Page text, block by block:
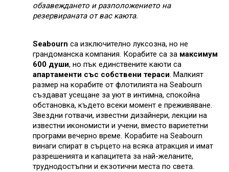
обзавеждането и разположението на
резервираната от вас каюта.
Seabourn са изключително луксозна, но не
грандоманска компания. Корабите са замаксимум
600 души, но пък единствените каюти са
апартаменти със собствени тераси. Малкият
размер на корабите от флотилията на Seabourn
създават усещане за уют в интимна, спокойна
обстановка, където всеки момент е преживяване.
Звездни готвачи, известни дизайнери, лекции на
известни икономисти и учени, вместо вариететни
програми вечерно време. Корабите на Seabourn
винаги спират в сърцето на всяка атракция и имат
разрешенията и капацитета за най-желаните,
труднодостъпни и екзотични места по света.